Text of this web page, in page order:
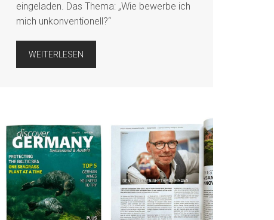
eingeladen. Das Thema: „Wie bewerbe ich
mich unkonventionell?“
WEITERLESEN